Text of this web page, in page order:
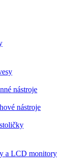
nástroje
nástroje
a LCD monitory